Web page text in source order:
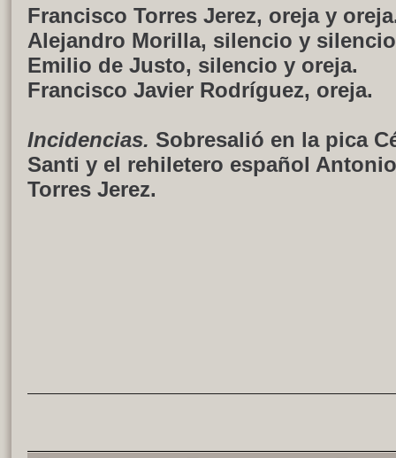
Francisco Torres Jerez, oreja y
Alejandro Morilla, silencio y
Emilio de Justo, silencio y oreja.
Francisco Javier Rodríguez, oreja.
Incidencias. Sobresalió en la pica
Santi y el rehiletero español
Torres Jerez.